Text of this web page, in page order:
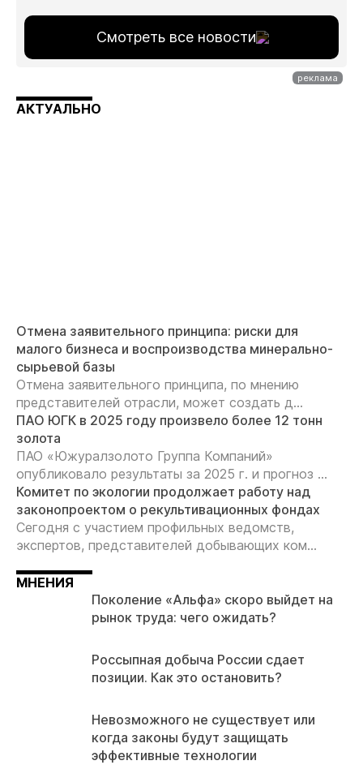
Смотреть все новости
АКТУАЛЬНО
Отмена заявительного принципа: риски для
малого бизнеса и воспроизводства минерально-
сырьевой базы
Отмена заявительного принципа, по мнению
представителей отрасли, может создать д...
ПАО ЮГК в 2025 году произвело более 12 тонн
золота
ПАО «Южуралзолото Группа Компаний»
опубликовало результаты за 2025 г. и прогноз ...
Комитет по экологии продолжает работу над
законопроектом о рекультивационных фондах
Сегодня с участием профильных ведомств,
экспертов, представителей добывающих ком...
МНЕНИЯ
Поколение «Альфа» скоро выйдет на
рынок труда: чего ожидать?
Россыпная добыча России сдает
позиции. Как это остановить?
Невозможного не существует или
когда законы будут защищать
эффективные технологии